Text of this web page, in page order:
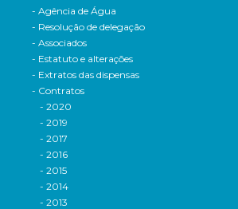
- Agência de Água
- Resolução de delegação
- Associados
- Estatuto e alterações
- Extratos das dispensas
- Contratos
- 2020
- 2019
- 2017
- 2016
- 2015
- 2014
- 2013